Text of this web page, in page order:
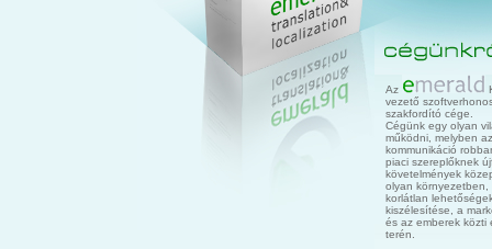
Az
vezető
szakfordító cége.
Cégünk egy olyan
működni, melyben
kommunikáció
piaci szereplőknek
követelmények
olyan
korlátlan
kiszélesítése, a
és az emberek közti
terén.